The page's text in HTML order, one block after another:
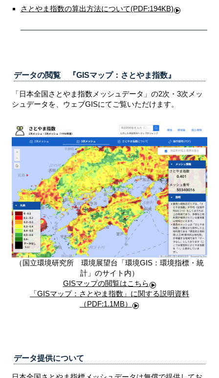
さとやま指数の算出方法について(PDF:194KB)
データの閲覧 『GISマップ：さとやま指数』
「日本全国さとやま指数メッシュデータ」の2次・3次メッ
シュデータを、ウェブGISにてご覧いただけます。
（国立環境研究所 環境展望台「環境GIS：環境指標・統
計」のサイト内）
GISマップの閲覧はこちら
「GISマップ：さとやま指数」に関する説明資料
（PDF:1.1MB）
データ提供について